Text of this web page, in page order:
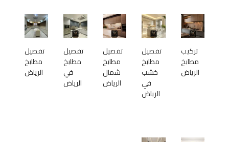
تركيب
مطابخ
الرياض
تفصيل
مطابخ
خشب
في
الرياض
تفصيل
مطابخ
شمال
الرياض
تفصيل
مطابخ
في
الرياض
تفصيل
مطابخ
الرياض